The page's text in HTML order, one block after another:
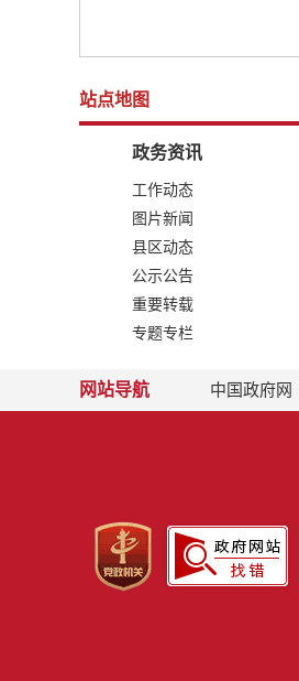
站点地图
政务资讯
工作动态
图片新闻
县区动态
公示公告
重要转载
专题专栏
网站导航 中国政府网